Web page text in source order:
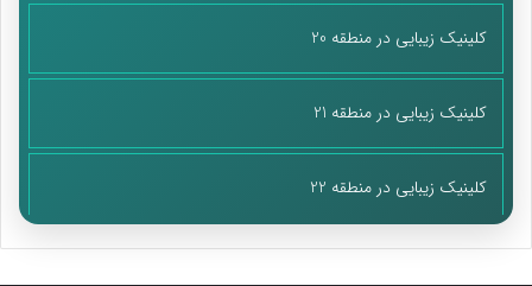
کلینیک زیبایی در منطقه 20
کلینیک زیبایی در منطقه 21
کلینیک زیبایی در منطقه 22